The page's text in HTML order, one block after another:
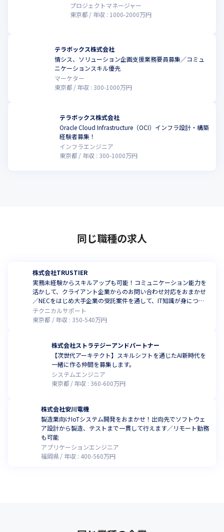
プロジェクトマネージャー
東京都
年収 : 1000-2000万円
テラボックス株式会社
情シス、ソリューション企画支援業務要員募集／コミュ
ニケーションスキル優先
マーケター
東京都
年収 : 300-1000万円
テラボックス株式会社
Oracle Cloud Infrastructure（OCI）インフラ設計・構築
経験者募集！
インフラエンジニア
東京都
年収 : 300-1000万円
同じ職種の求人
株式会社TRUSTIER
実務未経験からスキルアップも可能！コミュニケーション能力を
活かして、クライアント企業からのお問い合わせ対応をおまかせ
／NECをはじめ大手企業の受託案件を通して、IT知識が身につき
ます
テクニカルサポート
東京都
年収 : 350-540万円
株式会社ストラテジーアンドパートナー
【次世代アーキテクト】スキルシフトを通じたAI新時代を
一緒に作る仲間を募集します。
システムエンジニア
東京都
年収 : 360-600万円
株式会社安川電機
製造業向けIoTシステム開発をおまかせ！出向先でソフトウェ
ア設計から製造、テストまで一貫して行えます／リモート勤務
も可能
アプリケーションエンジニア
福岡県
年収 : 400-560万円